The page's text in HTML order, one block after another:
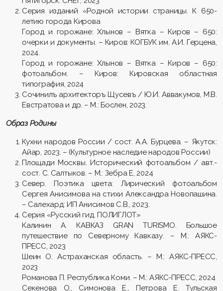
Серия изданий «Родной истории страницы. К 650-
летию города Кирова
Город и горожане: Хлынов – Вятка – Киров – 650:
очерки и документы. – Киров: КОГБУК им. А.И. Герцена,
2024.
Город и горожане: Хлынов – Вятка – Киров – 650:
фотоальбом. – Киров: Кировская областная
типография, 2024
Сочинилъ архитекторъ Щусевъ / Ю.И. Аввакумов, М.В.
Евстратова и др. – М.: Бослен, 2023.
Образ Родины
Кухни народов России / сост. А.А. Бурцева. – Якутск:
Айар, 2023. – (Культурное наследие народов России)
Площади Москвы. Исторический фотоальбом / авт.-
сост. С. Салтыков. – М.: Зебра Е, 2024
Север. Поэтика цвета: Лирический фотоальбом
Сергея Анисимова на стихи Александра Новопашина.
– Салехард: ИП Анисимов С.В., 2023.
Серия «Русский гид. ПОЛИГЛОТ»
Калинин А. КАВКАЗ GRAN TURISMO. Большое
путешествие по Северному Кавказу. – М.: АЯКС-
ПРЕСС, 2023
Шеин О. Астраханская область. – М.: АЯКС-ПРЕСС,
2023
Романова П. Республика Коми. – М.: АЯКС-ПРЕСС, 2024
Секенова О., Симонова Е., Петрова Е. Тульская